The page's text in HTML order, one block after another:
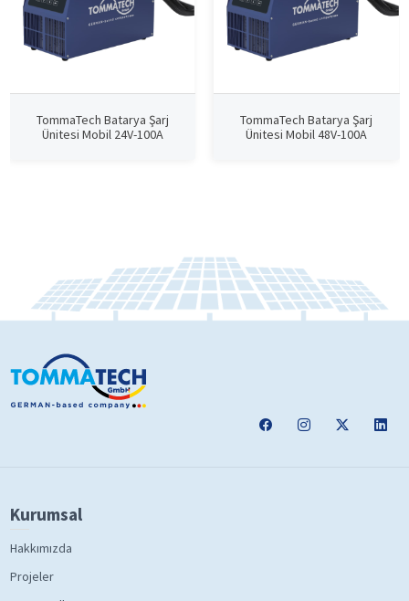
TommaTech Batarya Şarj
Ünitesi Mobil 24V-100A
TommaTech Batarya Şarj
Ünitesi Mobil 48V-100A
Kurumsal
Hakkımızda
Projeler